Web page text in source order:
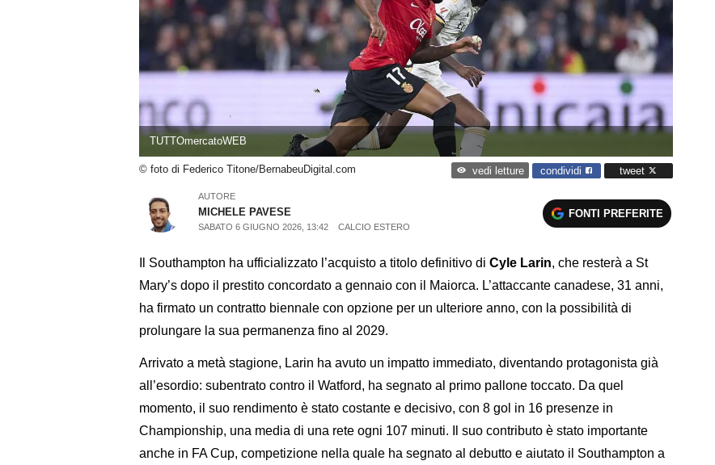
TUTTOmercatoWEB
© foto di Federico Titone/BernabeuDigital.com vedi letture condividi tweet
AUTORE
MICHELE PAVESE
SABATO 6 GIUGNO 2026, 13:42 CALCIO ESTERO
FONTI PREFERITE
Il Southampton ha ufficializzato l’acquisto a titolo definitivo di Cyle Larin, che resterà a St
Mary’s dopo il prestito concordato a gennaio con il Maiorca. L’attaccante canadese, 31 anni,
ha firmato un contratto biennale con opzione per un ulteriore anno, con la possibilità di
prolungare la sua permanenza fino al 2029.
Arrivato a metà stagione, Larin ha avuto un impatto immediato, diventando protagonista già
all’esordio: subentrato contro il Watford, ha segnato al primo pallone toccato. Da quel
momento, il suo rendimento è stato costante e decisivo, con 8 gol in 16 presenze in
Championship, una media di una rete ogni 107 minuti. Il suo contributo è stato importante
anche in FA Cup, competizione nella quale ha segnato al debutto e aiutato il Southampton a